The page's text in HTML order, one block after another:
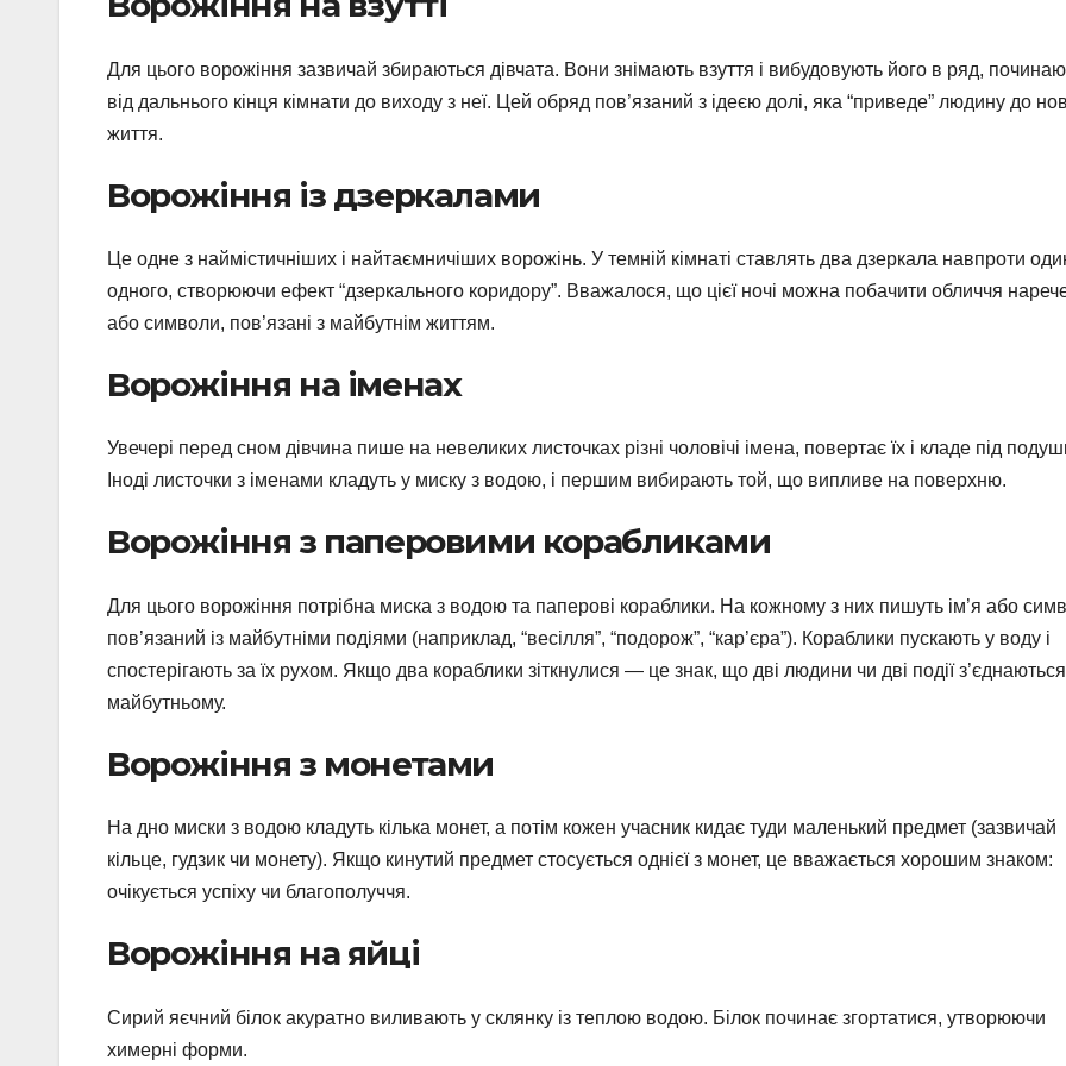
Для цього ворожіння зазвичай збираються дівчата. Вони знімають взуття і вибудовують його в ряд,
від дальнього кінця кімнати до виходу з неї. Цей обряд пов’язаний з ідеєю долі, яка “приведе” людину до
життя.
Ворожіння із дзеркалами
Це одне з наймістичніших і найтаємничіших ворожінь. У темній кімнаті ставлять два дзеркала навпроти
одного, створюючи ефект “дзеркального коридору”. Вважалося, що цієї ночі можна побачити обличчя
або символи, пов’язані з майбутнім життям.
Ворожіння на іменах
Увечері перед сном дівчина пише на невеликих листочках різні чоловічі імена, повертає їх і кладе під
Іноді листочки з іменами кладуть у миску з водою, і першим вибирають той, що випливе на поверхню.
Ворожіння з паперовими корабликами
Для цього ворожіння потрібна миска з водою та паперові кораблики. На кожному з них пишуть ім’я або
пов’язаний із майбутніми подіями (наприклад, “весілля”, “подорож”, “кар’єра”). Кораблики пускають у воду і
спостерігають за їх рухом. Якщо два кораблики зіткнулися — це знак, що дві людини чи дві події
майбутньому.
Ворожіння з монетами
На дно миски з водою кладуть кілька монет, а потім кожен учасник кидає туди маленький предмет (зазвичай
кільце, гудзик чи монету). Якщо кинутий предмет стосується однієї з монет, це вважається хорошим знаком:
очікується успіху чи благополуччя.
Ворожіння на яйці
Сирий яєчний білок акуратно виливають у склянку із теплою водою. Білок починає згортатися, утворюючи
химерні форми.